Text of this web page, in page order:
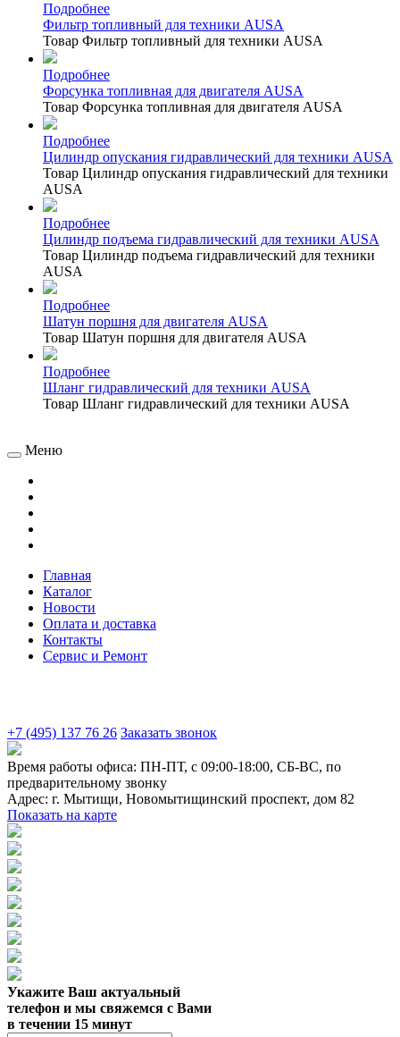
Подробнее
Фильтр топливный для техники AUSA
Товар Фильтр топливный для техники AUSA
Подробнее
Форсунка топливная для двигателя AUSA
Товар Форсунка топливная для двигателя AUSA
Подробнее
Цилиндр опускания гидравлический для техники AUSA
Товар Цилиндр опускания гидравлический для техники
AUSA
Подробнее
Цилиндр подъема гидравлический для техники AUSA
Товар Цилиндр подъема гидравлический для техники
AUSA
Подробнее
Шатун поршня для двигателя AUSA
Товар Шатун поршня для двигателя AUSA
Подробнее
Шланг гидравлический для техники AUSA
Товар Шланг гидравлический для техники AUSA
Меню
Главная
Каталог
Новости
Оплата и доставка
Контакты
Сервис и Ремонт
+7 (495) 137 76 26 Заказать звонок
Время работы офиса: ПН-ПТ, с 09:00-18:00, СБ-ВС, по
предварительному звонку
Адрес: г. Мытищи, Новомытищинский проспект, дом 82
Показать на карте
Укажите Ваш актуальный
телефон и мы свяжемся с Вами
в течении 15 минут